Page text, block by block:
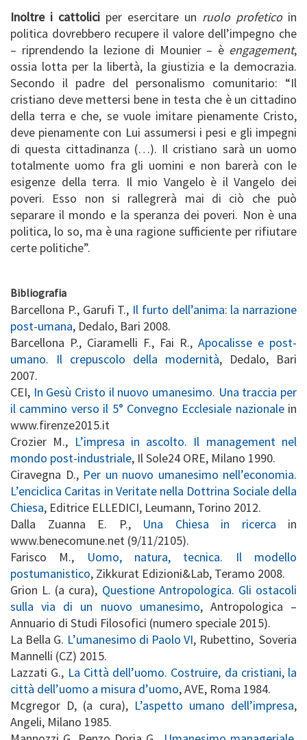
Inoltre i cattolici per esercitare un ruolo profeticoin
politica dovrebbero recupere il valore dell’impegno che
– riprendendo la lezione di Mounier – è engagement,
ossia lotta per la libertà, la giustizia e la democrazia.
Secondo il padre del personalismo comunitario: “Il
cristiano deve mettersi bene in testa che è un cittadino
della terra e che, se vuole imitare pienamente Cristo,
deve pienamente con Lui assumersi i pesi e gli impegni
di questa cittadinanza (…). Il cristiano sarà un uomo
totalmente uomo fra gli uomini e non barerà con le
esigenze della terra. Il mio Vangelo è il Vangelo dei
poveri. Esso non si rallegrerà mai di ciò che può
separare il mondo e la speranza dei poveri. Non è una
politica, lo so, ma è una ragione sufficiente per rifiutare
certe politiche”.
Bibliografia
Barcellona P., Garufi T., Il furto dell’anima: la narrazione
post-umana, Dedalo, Bari 2008.
Barcellona P., Ciaramelli F., Fai R., Apocalisse e post-
umano. Il crepuscolo della modernità, Dedalo, Bari
2007.
CEI, In Gesù Cristo il nuovo umanesimo. Una traccia per
il cammino verso il 5° Convegno Ecclesiale nazionalein
www.firenze2015.it
Crozier M., L’impresa in ascolto. Il management nel
mondo post-industriale, Il Sole24 ORE, Milano 1990.
Ciravegna D., Per un nuovo umanesimo nell’economia.
L’enciclica Caritas in Veritate nella Dottrina Sociale della
Chiesa, Editrice ELLEDICI, Leumann, Torino 2012.
Dalla Zuanna E. P., Una Chiesa in ricerca in
www.benecomune.net (9/11/2105).
Farisco M.,
Uomo, natura, tecnica. Il modello
postumanistico, Zikkurat Edizioni&Lab, Teramo 2008.
Grion L. (a cura), Questione Antropologica. Gli ostacoli
sulla via di un nuovo umanesimo, Antropologica –
Annuario di Studi Filosofici (numero speciale 2015).
La Bella G. L’umanesimo di Paolo VI, Rubettino, Soveria
Mannelli (CZ) 2015.
Lazzati G., La Città dell’uomo. Costruire, da cristiani, la
città dell’uomo a misura d’uomo, AVE, Roma 1984.
Mcgregor D, (a cura), L’aspetto umano dell’impresa,
Angeli, Milano 1985.